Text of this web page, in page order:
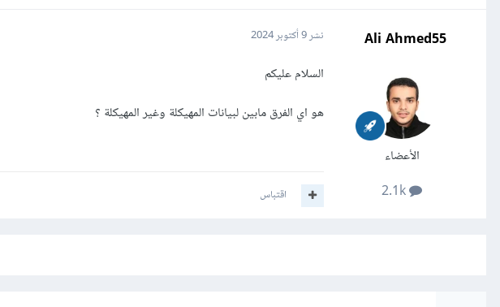
Ali Ahmed55
الأعضاء
نشر9 أكتوبر 2024
السلام عليكم
هو اي الفرق مابين لبيانات المهيكلة وغير المهيكلة ؟
اقتباس